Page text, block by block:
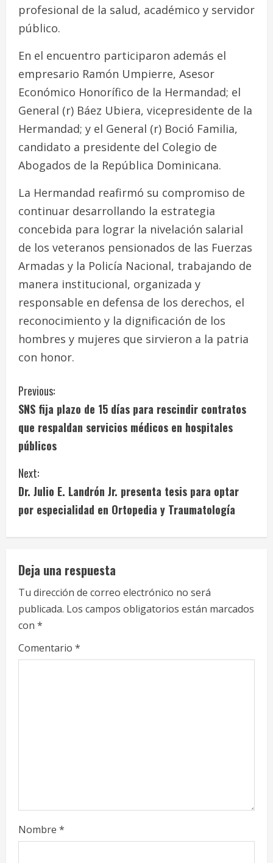
profesional de la salud, académico y servidor
público.
En el encuentro participaron además el
empresario Ramón Umpierre, Asesor
Económico Honorífico de la Hermandad; el
General (r) Báez Ubiera, vicepresidente de la
Hermandad; y el General (r) Boció Familia,
candidato a presidente del Colegio de
Abogados de la República Dominicana.
La Hermandad reafirmó su compromiso de
continuar desarrollando la estrategia
concebida para lograr la nivelación salarial
de los veteranos pensionados de las Fuerzas
Armadas y la Policía Nacional, trabajando de
manera institucional, organizada y
responsable en defensa de los derechos, el
reconocimiento y la dignificación de los
hombres y mujeres que sirvieron a la patria
con honor.
C
o
n
t
i
n
e
R
e
a
Previous:
SNS fija plazo de 15 días para rescindir contratos
que respaldan servicios médicos en hospitales
públicos
Next:
Dr. Julio E. Landrón Jr. presenta tesis para optar
por especialidad en Ortopedia y Traumatología
Deja una respuesta
Tu dirección de correo electrónico no será
publicada. Los campos obligatorios están marcados
con *
Comentario *
Nombre *